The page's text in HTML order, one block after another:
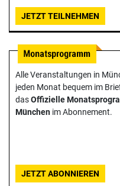
JETZT TEILNEHMEN
Alle Veranstaltungen in
jeden Monat bequem im
dasOffizielle
München im Abonnement.
JETZT ABONNIEREN